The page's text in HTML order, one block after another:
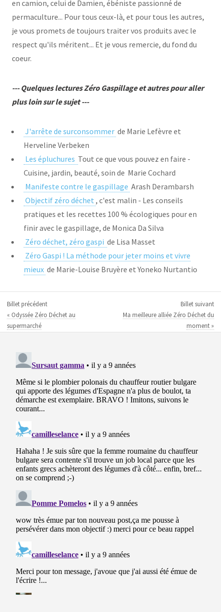
en camion, celui de Damien, ébéniste passionné de
permaculture... Pour tous ceux-là, et pour tous les autres,
je vous promets de toujours traiter vos produits avec le
respect qu'ils méritent... Et je vous remercie, du fond du
coeur.
--- Quelques lectures Zéro Gaspillage et autres pour aller
plus loin sur le sujet ---
J'arrête de surconsommer de Marie Lefèvre et
Herveline Verbeken
Les épluchures Tout ce que vous pouvez en faire -
Cuisine, jardin, beauté, soin de Marie Cochard
Manifeste contre le gaspillage Arash Derambarsh
Objectif zéro déchet , c'est malin - Les conseils
pratiques et les recettes 100 % écologiques pour en
finir avec le gaspillage, de Monica Da Silva
Zéro déchet, zéro gaspi de Lisa Masset
Zéro Gaspi ! La méthode pour jeter moins et vivre
mieux de Marie-Louise Bruyère et Yoneko Nurtantio
Billet précédent
« Odyssée Zéro Déchet au
supermarché
Billet suivant
Ma meilleure alliée Zéro Déchet du
moment »